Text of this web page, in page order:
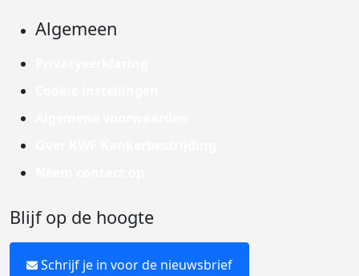
Algemeen
Blijf op de hoogte
Schrijf je in voor de nieuwsbrief